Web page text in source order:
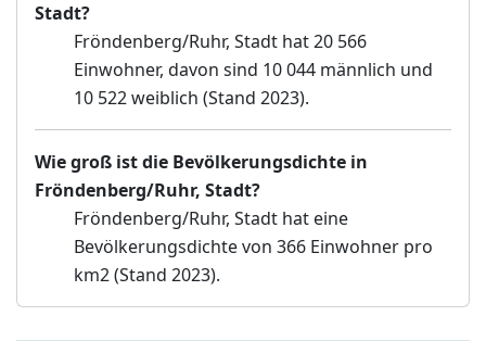
Stadt?
Fröndenberg/Ruhr, Stadt hat 20 566
Einwohner, davon sind 10 044 männlich und
10 522 weiblich (Stand 2023).
Wie groß ist die Bevölkerungsdichte in
Fröndenberg/Ruhr, Stadt?
Fröndenberg/Ruhr, Stadt hat eine
Bevölkerungsdichte von 366 Einwohner pro
km2 (Stand 2023).